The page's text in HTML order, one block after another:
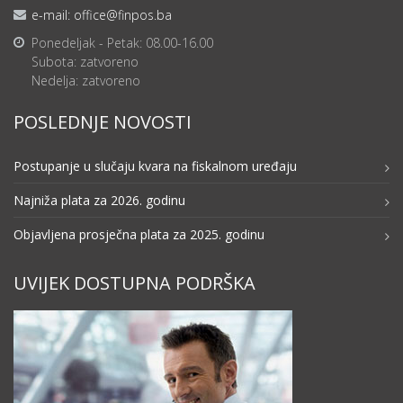
e-mail: office@finpos.ba
Ponedeljak - Petak: 08.00-16.00
Subota: zatvoreno
Nedelja: zatvoreno
POSLEDNJE NOVOSTI
Postupanje u slučaju kvara na fiskalnom uređaju
Najniža plata za 2026. godinu
Objavljena prosječna plata za 2025. godinu
UVIJEK DOSTUPNA PODRŠKA